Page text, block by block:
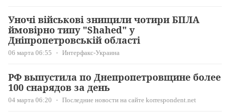
Уночі військові знищили чотири БПЛА
ймовірно типу "Shahed" у
Дніпропетровській області
06 марта 06:55 Интерфакс-Украина
РФ выпустила по Днепропетровщине более
100 снарядов за день
04 марта 06:20 Последние новости на сайте korrespondent.net